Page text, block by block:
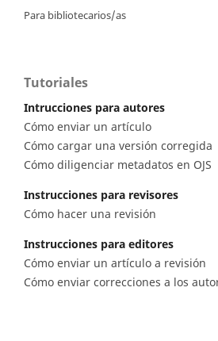
Para bibliotecarios/as
Tutoriales
Intrucciones para autores
Cómo enviar un artículo
Cómo cargar una versión corregida
Cómo diligenciar metadatos en OJS
Instrucciones para revisores
Cómo hacer una revisión
Instrucciones para editores
Cómo enviar un artículo a revisión
Cómo enviar correcciones a los